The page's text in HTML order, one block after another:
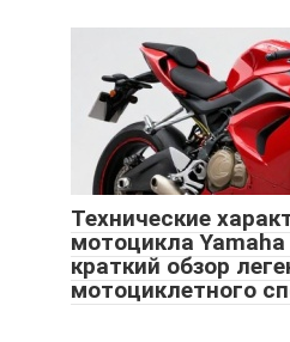
Технические
мотоцикла
краткий обзор
мотоциклетного